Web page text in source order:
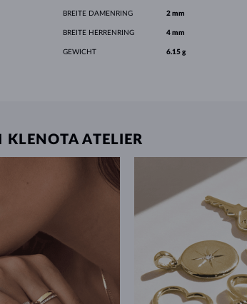
BREITE DAMENRING 2 mm
BREITE HERRENRING 4 mm
GEWICHT 6.15 g
KLENOTA ATELIER